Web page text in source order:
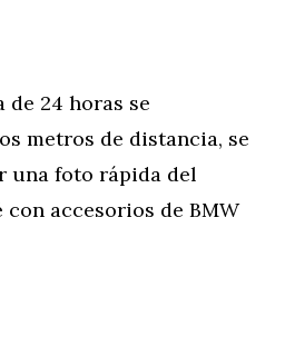
24 horas se
metros de distancia, se
una foto rápida del
con accesorios de BMW